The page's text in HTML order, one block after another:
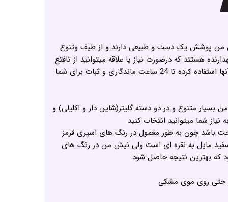
پوشش یک دست و طبیعی دارند و از طیف وتنوع
هستند که درصورت نیاز یا علاقه میتوانید از تافتع
و انواع اسپری نگدارنده بر روی آنها استفاده کرده تا 24 ساعت ماندگاری و ثبات برای شما
متنوع و در دو دسته گلیتر(شاین دار و اکلیلی) و
شما میتوانید انتخاب کنید
باشد چون به طور معمول در رنگ های اسپری قرمز
مایل به نقره ای است ولی نیش من در رنگ های
که بهترین نتیجه حاصل شود
حتی روی موی مشکی